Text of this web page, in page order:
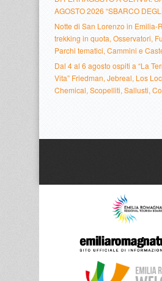
AGOSTO 2026 “SBARCO
Notte di San Lorenzo in Emilia-
trekking in quota, Osservatori,
Parchi tematici, Cammini e
Dal 4 al 6 agosto ospiti a “La
Vita” Friedman, Jebreal, Los
Chemical, Scopelliti, Sallusti,